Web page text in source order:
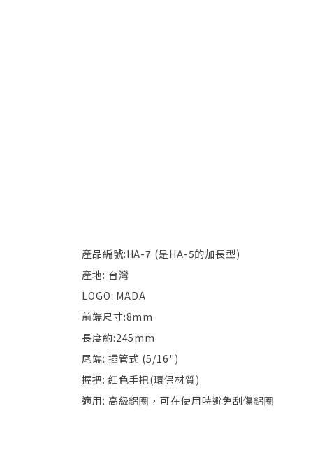
產品編號:HA-7 (是HA-5的加長型)
產地: 台灣
LOGO: MADA
前端尺寸:8mm
長度約:245mm
尾端: 插管式 (5/16")
握把: 紅色手把(環保材質)
適用: 高級鋁圈，可在使用時避免刮傷鋁圈